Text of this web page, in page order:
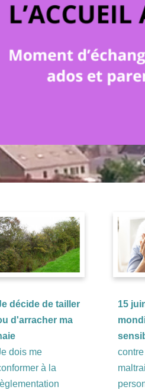
décide de tailler
d'arracher ma
dois me
à la
15